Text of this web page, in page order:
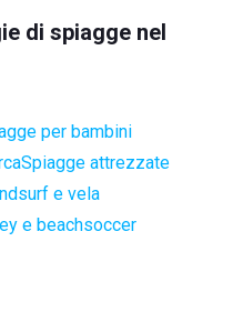
di spiagge nel
per bambini
Spiagge attrezzate
e vela
e beachsoccer